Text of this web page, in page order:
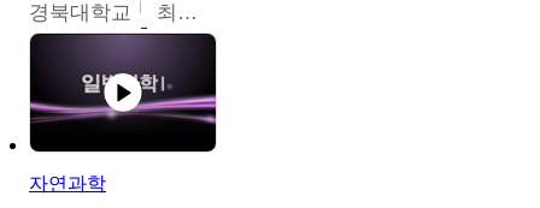
경북대학교 최병조
자연과학